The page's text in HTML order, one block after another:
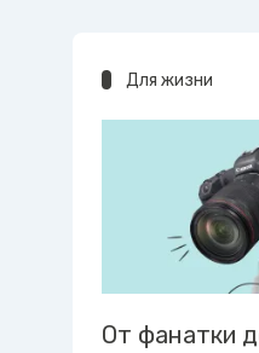
Для жизни
От фанатки